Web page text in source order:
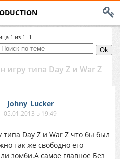
1 из 1 1
игру типа Day Z и War Z
Johny_Lucker
05.01.2013 в 19:49
типа Day Z и War Z что бы был
так же свободно его
зомби.А самое главное Без